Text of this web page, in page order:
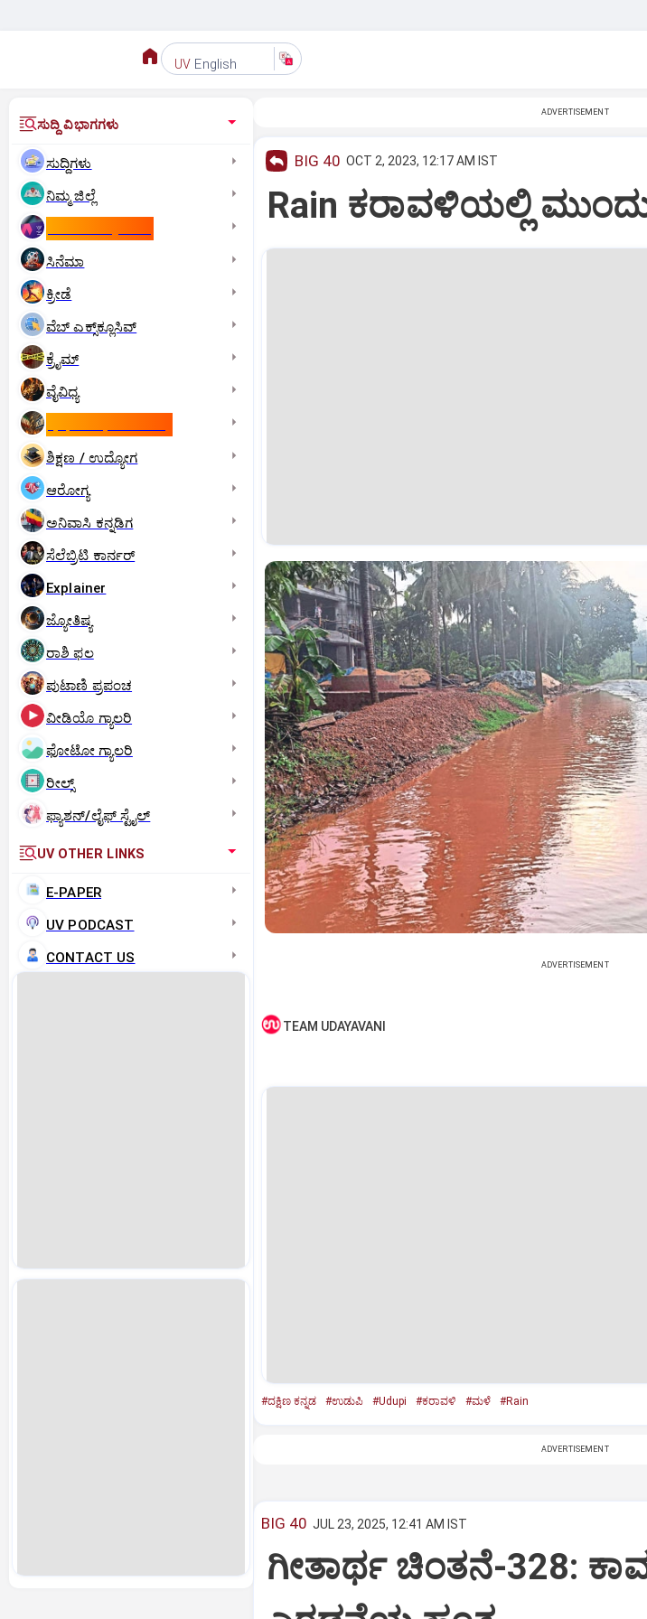
UV English
ಸುದ್ದಿ ವಿಭಾಗಗಳು
ಸುದ್ದಿಗಳು
ನಿಮ್ಮ ಜಿಲ್ಲೆ
ಸಿನೆಮಾ
ಕ್ರೀಡೆ
ವೆಬ್ ಎಕ್ಸ್‌ಕ್ಲೂಸಿವ್
ಕ್ರೈಮ್
ವೈವಿಧ್ಯ
ಶಿಕ್ಷಣ / ಉದ್ಯೋಗ
ಆರೋಗ್ಯ
ಅನಿವಾಸಿ ಕನ್ನಡಿಗ
ಸೆಲೆಬ್ರಿಟಿ ಕಾರ್ನರ್‌
Explainer
ಜ್ಯೋತಿಷ್ಯ
ರಾಶಿ ಫಲ
ಪುಟಾಣಿ ಪ್ರಪಂಚ
ವೀಡಿಯೊ ಗ್ಯಾಲರಿ
ಫೋಟೋ ಗ್ಯಾಲರಿ
ರೀಲ್ಸ್
ಫ್ಯಾಶನ್/ಲೈಫ್‌ ಸ್ಟೈಲ್
UV OTHER LINKS
E-PAPER
UV PODCAST
CONTACT US
ADVERTISEMENT
BIG 40 OCT 2, 2023, 12:17 AM IST
Rain ಕರಾವಳಿಯಲ್ಲಿ
ADVERTISEMENT
TEAM UDAYAVANI
#ದಕ್ಷಿಣ ಕನ್ನಡ #ಉಡುಪಿ #Udupi #ಕರಾವಳಿ #ಮಳೆ #Rain
ADVERTISEMENT
BIG 40 JUL 23, 2025, 12:41 AM IST
ಗೀತಾರ್ಥ ಚಿಂತನೆ-328: